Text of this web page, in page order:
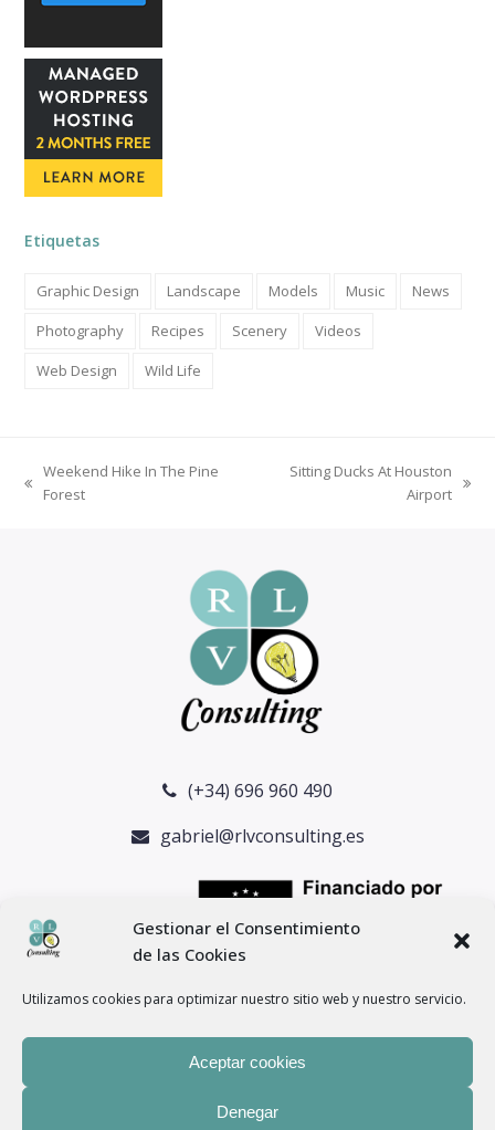
Gestionar el Consentimiento
de las Cookies
Utilizamos cookies para optimizar nuestro sitio web y nuestro servicio.
Aceptar cookies
Denegar
Etiquetas
Graphic Design Landscape Models Music
News
Photography
Recipes Scenery
Videos
Web Design
Wild Life
previous
Weekend Hike In The Pine
Forest
Sitting Ducks At Houston
Airport
(+34) 696 960 490
gabriel@rlvconsulting.es